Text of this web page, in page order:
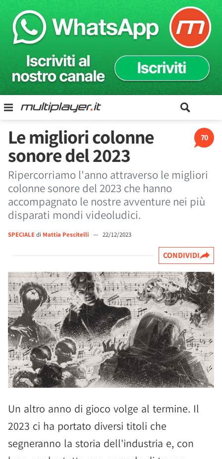
70
Le migliori colonne
sonore del 2023
Ripercorriamo l'anno attraverso le migliori
colonne sonore del 2023 che hanno
accompagnato le nostre avventure nei più
disparati mondi videoludici.
SPECIALEdi Mattia Pescitelli — 22/12/2023
CONDIVIDI
Un altro anno di gioco volge al termine. Il
2023 ci ha portato diversi titoli che
segneranno la storia dell'industria e, con